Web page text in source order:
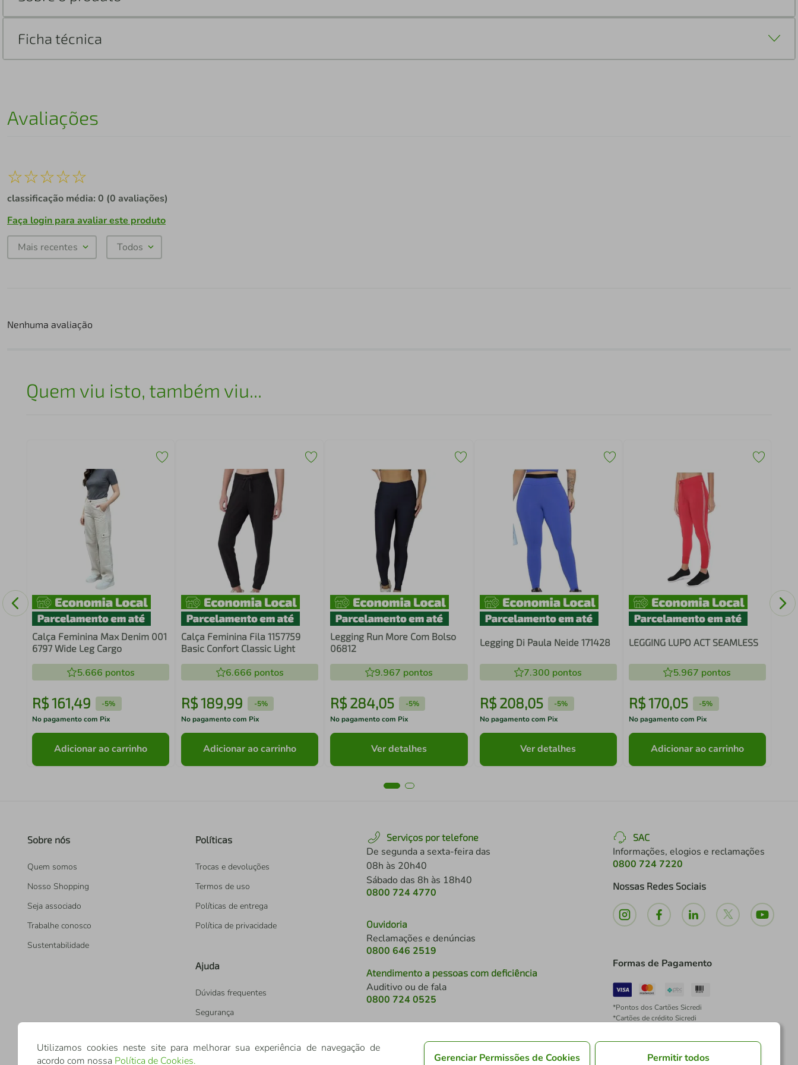
Ficha técnica
Avaliações
☆☆☆☆☆
classificação média: 0 (0 avaliações)
Faça login para avaliar este produto
Mais recentes Todos
Nenhuma avaliação
Quem viu isto, também viu...
Calça Feminina Max Denim 001
6797 Wide Leg Cargo
5.666 pontos
R$161,49 -5%
No pagamento com Pix
Adicionar ao carrinho
Calça Feminina Fila 1157759
Basic Confort Classic Light
6.666 pontos
R$189,99 -5%
No pagamento com Pix
Adicionar ao carrinho
Legging Run More Com Bolso
06812
9.967 pontos
R$284,05 -5%
No pagamento com Pix
Ver detalhes
Legging Di Paula Neide 171428
7.300 pontos
R$ 208,05 -5%
No pagamento com Pix
Ver detalhes
LEGGING LUPO ACT SEAMLESS
5.967 pontos
R$170,05 -5%
No pagamento com Pix
Adicionar ao carrinho
Sobre nós
Quem somos
Nosso Shopping
Seja associado
Trabalhe conosco
Sustentabilidade
Políticas
Trocas e devoluções
Termos de uso
Políticas de entrega
Política de privacidade
Ajuda
Dúvidas frequentes
Segurança
Serviços por telefone
De segunda a sexta-feira das
08h às 20h40
Sábado das 8h às 18h40
0800 724 4770
Ouvidoria
Reclamações e denúncias
0800 646 2519
Atendimento a pessoas com deficiência
Auditivo ou de fala
0800 724 0525
SAC
Informações, elogios e reclamações
0800 724 7220
Nossas Redes Sociais
Formas de Pagamento
*Pontos dos Cartões Sicredi
*Cartões de crédito Sicredi
*É vedada a cobrança de preço superior, valor ou
Utilizamos cookies neste site para melhorar sua experiência de navegação de
acordo com nossa Política de Cookies. Gerenciar Permissões de Cookies Permitir todos